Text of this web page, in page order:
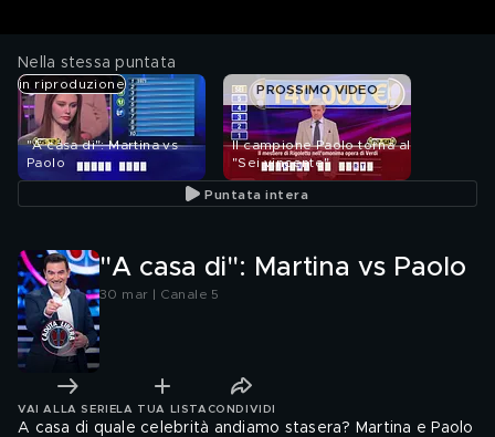
Nella stessa puntata
in riproduzione
"A casa di": Martina vs
Paolo
Il campione Paolo torna al
"Sei vincente"
PROSSIMO VIDEO
Puntata intera
"A casa di": Martina vs Paolo
30 mar | Canale 5
VAI ALLA SERIE LA TUA LISTA CONDIVIDI
A casa di quale celebrità andiamo stasera? Martina e Paolo